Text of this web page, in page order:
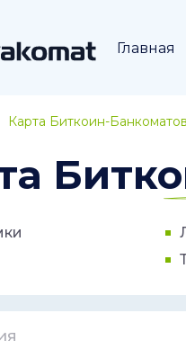
Главная
Карта Биткоин-Банкоматов